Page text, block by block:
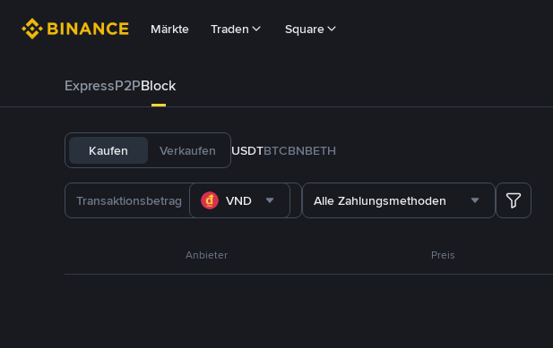
Märkte Traden Square
ExpressP2PBlock
Kaufen Verkaufen USDTBTCBNBETH
VND Alle Zahlungsmethoden
Anbieter Preis